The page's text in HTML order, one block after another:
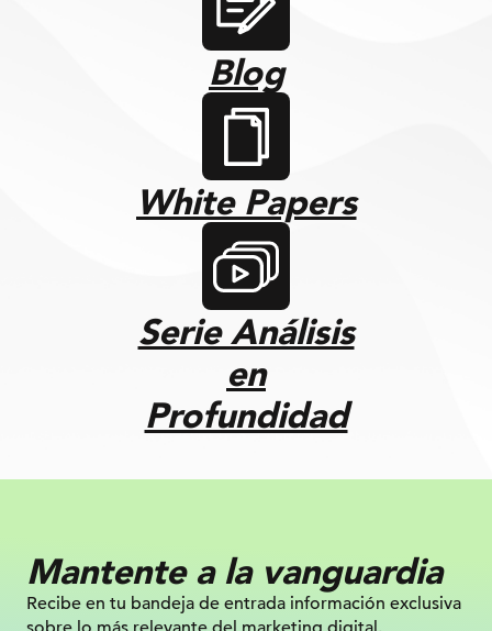
Blog
White Papers
Serie Análisis
en
Profundidad
Mantente a la vanguardia
Recibe en tu bandeja de entrada información exclusiva